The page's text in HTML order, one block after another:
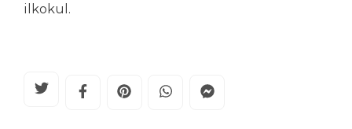
ilkokul.